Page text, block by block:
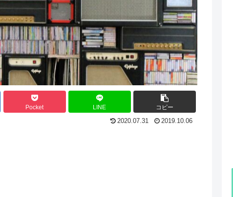
Pocket LINE コピー
2020.07.31 2019.10.06